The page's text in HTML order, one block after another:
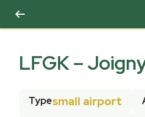
LFGK–
Typesmall airport